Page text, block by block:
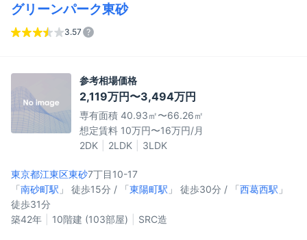
グリーンパーク東砂
3.57
参考相場価格
2,119万円〜3,494万円
専有面積 40.93㎡〜66.26㎡
想定賃料 10万円〜16万円/月
2DK
2LDK 3LDK
東京都江東区東砂7丁目10-17
「南砂町駅 」 徒歩15分 / 「東陽町駅 」 徒歩30分 / 「西葛西駅 」
徒歩31分
築42年
10階建 (103部屋) SRC造